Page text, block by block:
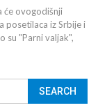
će ovogodišnji
posetilaca iz Srbije i
su "Parni valjak",